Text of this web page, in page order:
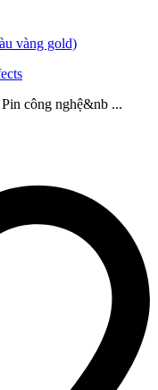
vàng gold)
công nghệ&nb ...